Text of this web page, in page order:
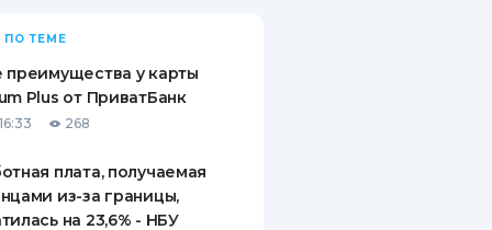
ВИНЬЕТКА
СОТРУДНИКОВ
ОТ
СЛУЧАЕВ
ВОПРОСЫ И ОТВЕТЫ
ПУТЕВОДИТЕЛИ ПО
ПО ТЕМЕ
преимущества у карты
Plus от ПриватБанк
268
плата, получаемая
из-за границы,
на 23,6% - НБУ